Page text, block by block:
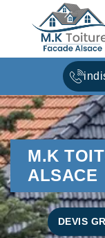
M.K
ALSACE
DEVIS